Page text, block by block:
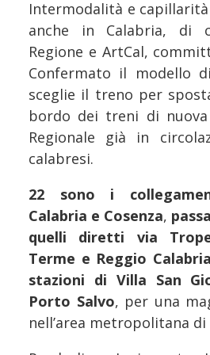
Intermodalità e
anche in Calabria, di
Regione e ArtCal,
Confermato il modello
sceglie il treno per
bordo dei treni di nuova
Regionale già in
calabresi.
22 sono i
Calabria e Cosenza,
quelli diretti via
Terme e Reggio Calabria
stazioni di Villa San
Porto Salvo, per una
nell’area metropolitana di